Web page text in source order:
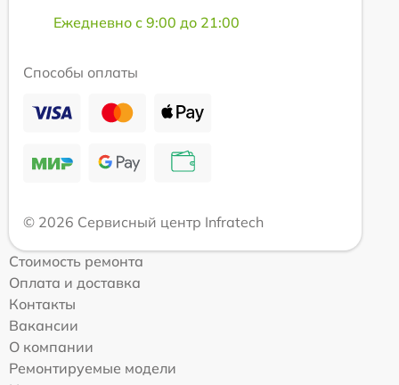
Ежедневно с 9:00 до 21:00
Способы оплаты
© 2026 Сервисный центр Infratech
Стоимость ремонта
Оплата и доставка
Контакты
Вакансии
О компании
Ремонтируемые модели